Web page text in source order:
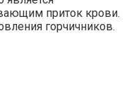
приток крови.
горчичников.